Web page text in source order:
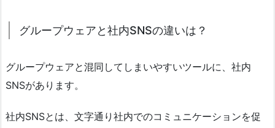
グループウェアと社内SNSの違いは？
グループウェアと混同してしまいやすいツールに、社内
SNSがあります。
社内SNSとは、文字通り社内でのコミュニケーションを促